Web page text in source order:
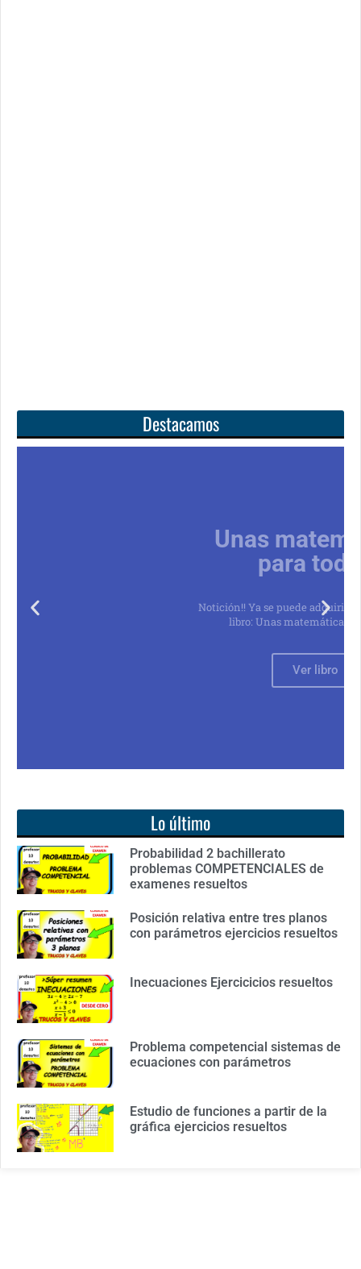
Destacamos
Unas matemáticas
Notición!! Ya se puede adquirir nuestro segundo
libro: Unas matemáticas para todos
Lo último
Probabilidad 2 bachillerato
problemas COMPETENCIALES de
examenes resueltos
Posición relativa entre tres planos
con parámetros ejercicios resueltos
Inecuaciones Ejercicicios resueltos
Problema competencial sistemas de
ecuaciones con parámetros
Estudio de funciones a partir de la
gráfica ejercicios resueltos